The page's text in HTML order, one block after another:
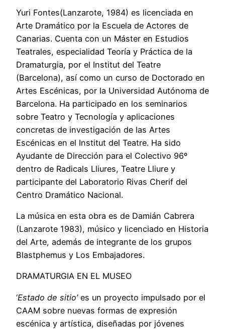
Yuri Fontes(Lanzarote, 1984) es licenciada en
Arte Dramático por la Escuela de Actores de
Canarias. Cuenta con un Máster en Estudios
Teatrales, especialidad Teoría y Práctica de la
Dramaturgia, por el Institut del Teatre
(Barcelona), así como un curso de Doctorado en
Artes Escénicas, por la Universidad Autónoma de
Barcelona. Ha participado en los seminarios
sobre Teatro y Tecnología y aplicaciones
concretas de investigación de las Artes
Escénicas en el Institut del Teatre. Ha sido
Ayudante de Dirección para el Colectivo 96º
dentro de Radicals Lliures, Teatre Lliure y
participante del Laboratorio Rivas Cherif del
Centro Dramático Nacional.
La música en esta obra es de Damián Cabrera
(Lanzarote 1983), músico y licenciado en Historia
del Arte, además de integrante de los grupos
Blastphemus y Los Embajadores.
DRAMATURGIA EN EL MUSEO
‘Estado de sitio’es un proyecto impulsado por el
CAAM sobre nuevas formas de expresión
escénica y artística, diseñadas por jóvenes